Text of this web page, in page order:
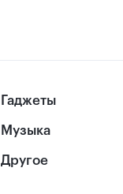
Гаджеты
Музыка
Другое